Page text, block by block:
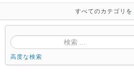
すべてのカテゴリを
高度な検索